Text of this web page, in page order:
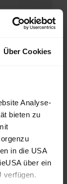
Über Cookies
Analyse-
bieten zu
in die USA
über ein
verfügen.